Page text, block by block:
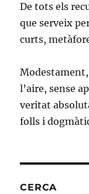
De tots els
que serveix
curts,
l’aire, sense
veritat
folls i
CERCA